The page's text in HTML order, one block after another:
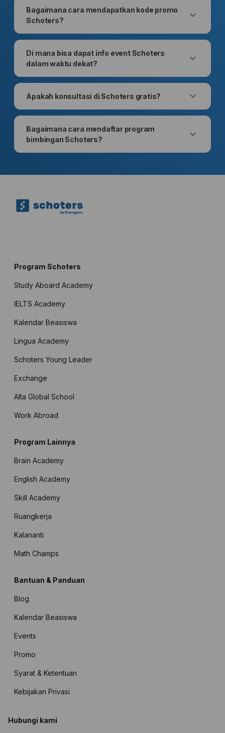
Bagaimana cara mendapatkan kode promo
Schoters?
Di mana bisa dapat info event Schoters
dalam waktu dekat?
Apakah konsultasi di Schoters gratis?
Bagaimana cara mendaftar program
bimbingan Schoters?
Program Schoters
Study Aboard Academy
IELTS Academy
Kalendar Beasiswa
Lingua Academy
Schoters Young Leader
Exchange
Alta Global School
Work Abroad
Program Lainnya
Brain Academy
English Academy
Skill Academy
Ruangkerja
Kalananti
Math Champs
Bantuan & Panduan
Blog
Kalendar Beasiswa
Events
Promo
Syarat & Ketentuan
Kebijakan Privasi
Hubungi kami